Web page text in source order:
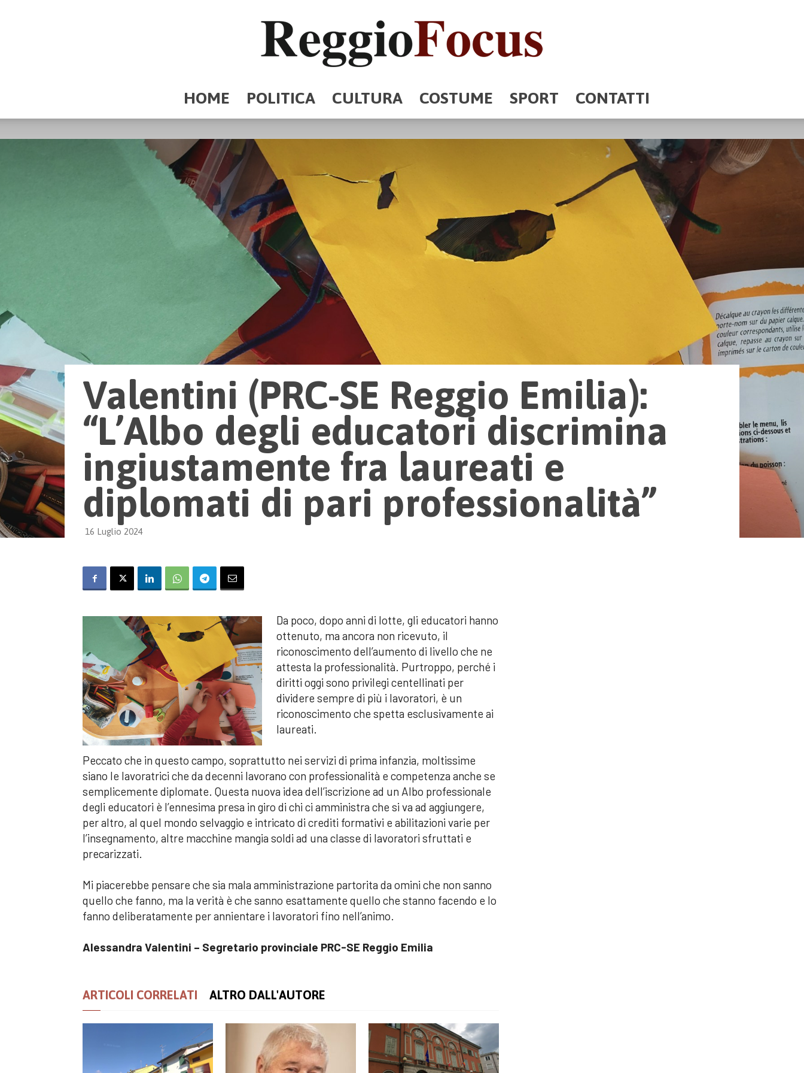
HOME POLITICA CULTURA COSTUME SPORT CONTATTI
Valentini (PRC-SE Reggio Emilia):
“L’Albo degli educatori discrimina
ingiustamente fra laureati e
diplomati di pari professionalità”
16 Luglio 2024
Da poco, dopo anni di lotte, gli educatori hanno
ottenuto, ma ancora non ricevuto, il
riconoscimento dell’aumento di livello che ne
attesta la professionalità. Purtroppo, perché i
diritti oggi sono privilegi centellinati per
dividere sempre di più i lavoratori, è un
riconoscimento che spetta esclusivamente ai
laureati.
Peccato che in questo campo, soprattutto nei servizi di prima infanzia, moltissime
siano le lavoratrici che da decenni lavorano con professionalità e competenza anche se
semplicemente diplomate. Questa nuova idea dell’iscrizione ad un Albo professionale
degli educatori è l’ennesima presa in giro di chi ci amministra che si va ad aggiungere,
per altro, al quel mondo selvaggio e intricato di crediti formativi e abilitazioni varie per
l’insegnamento, altre macchine mangia soldi ad una classe di lavoratori sfruttati e
precarizzati.
Mi piacerebbe pensare che sia mala amministrazione partorita da omini che non sanno
quello che fanno, ma la verità è che sanno esattamente quello che stanno facendo e lo
fanno deliberatamente per annientare i lavoratori fino nell’animo.
Alessandra Valentini – Segretario provinciale PRC-SE Reggio Emilia
ARTICOLI CORRELATI ALTRO DALL'AUTORE